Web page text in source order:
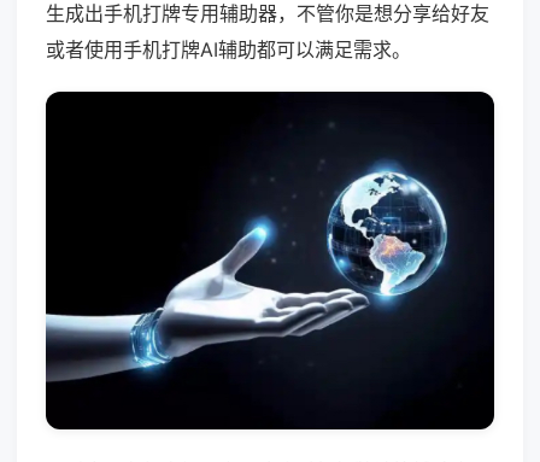
生成出手机打牌专用辅助器，不管你是想分享给好友
或者使用手机打牌AI辅助都可以满足需求。